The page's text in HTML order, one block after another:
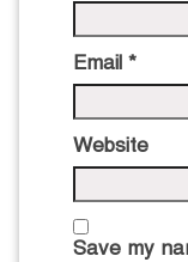
Email *
Website
Save my